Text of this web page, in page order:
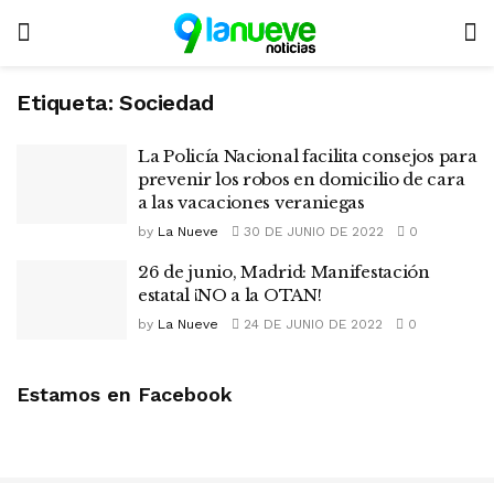
Etiqueta: Sociedad
La Policía Nacional facilita consejos para
prevenir los robos en domicilio de cara
a las vacaciones veraniegas
by La Nueve 30 DE JUNIO DE 2022 0
26 de junio, Madrid: Manifestación
estatal ¡NO a la OTAN!
by La Nueve 24 DE JUNIO DE 2022 0
Estamos en Facebook